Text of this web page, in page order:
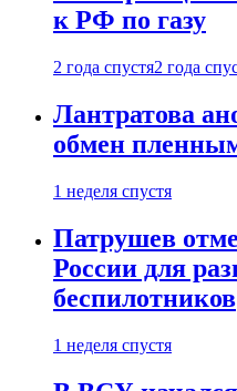
к РФ по газу
2 года спустя2 года
Лантратова
обмен
1 неделя спустя
Патрушев
России для
беспилотников
1 неделя спустя